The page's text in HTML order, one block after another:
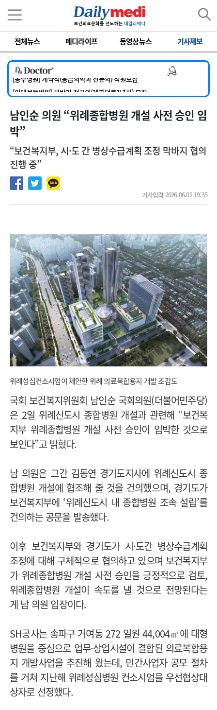
전체뉴스 메디라이프 동영상뉴스 기사제보
[서울아산병원] 2026년 하반기 인턴 모집
[영남대학교의료원] 마취통증의학과 임기제 임상의사 채용
[충남대학교병원] 소아청소년과(소아응급전담) 계약직 의사 공개채용
[동부병원] 계약직(응급의학과 전문의) 직원모집
[이대목동병원] 하반기 전공의(레지던트1년차) 모집
[서울아산병원] 2026년 하반기 인턴 모집
[영남대학교의료원] 마취통증의학과 임기제 임상의사 채용
남인순 의원 “위례종합병원 개설 사전 승인 임
박”
“보건복지부, 시·도 간 병상수급계획 조정 막바지 협의
진행 중”
기사입력 2026.06.02 19:35
위례성심컨소시엄이 제안한 위례 의료복합용지 개발 조감도
국회 보건복지위원회 남인순 국회의원(더불어민주당)
은 2일 위례신도시 종합병원 개설과 관련해 “보건복
지부 위례종합병원 개설 사전 승인이 임박한 것으로
보인다”고 밝혔다.
남 의원은 그간 김동연 경기도지사에 위례신도시 종
합병원 개설에 협조해 줄 것을 건의했으며, 경기도가
보건복지부에 ‘위례신도시 내 종합병원 조속 설립’를
건의하는 공문을 발송했다.
이후 보건복지부와 경기도가 시·도간 병상수급계획
조정에 대해 구체적으로 협의하고 있으며 보건복지부
가 위례종합병원 개설 사전 승인을 긍정적으로 검토,
위례종합병원 개설이 속도를 낼 것으로 전망된다는
게 남 의원 입장이다.
SH공사는 송파구 거여동 272 일원 44,004㎡에 대형
병원을 중심으로 업무·상업시설이 결합된 의료복합용
지 개발사업을 추진해 왔는데, 민간사업자 공모 절차
를 거쳐 지난해 위례성심병원 컨소시엄을 우선협상대
상자로 선정했다.